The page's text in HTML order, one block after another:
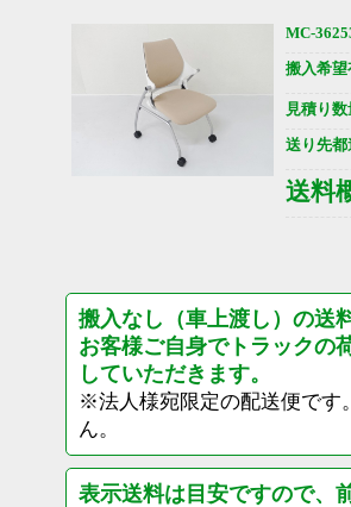
MC-
搬入希望
見積り数
送り先都
送料
搬入なし（車上渡し）の送
お客様ご自身でトラックの
していただきます。
※法人様宛限定の配送便です
ん。
表示送料は目安ですので、